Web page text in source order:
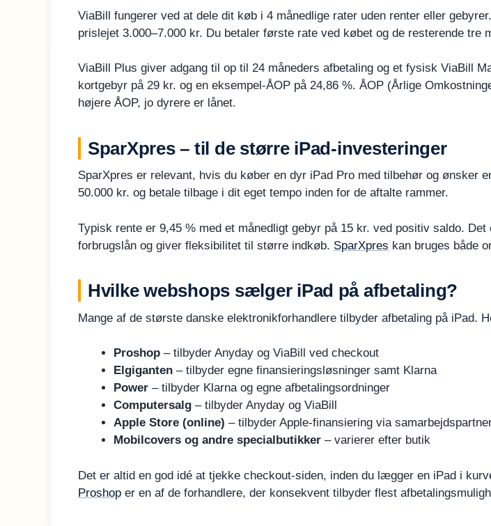
ViaBill fungerer ved at dele dit køb i 4 månedlige rater uden renter eller
prislejet 3.000–7.000 kr. Du betaler første rate ved købet og de resterende tre
ViaBill Plus giver adgang til op til 24 måneders afbetaling og et fysisk ViaBill
kortgebyr på 29 kr. og en eksempel-ÅOP på 24,86 %. ÅOP (Årlige
højere ÅOP, jo dyrere er lånet.
SparXpres – til de større iPad-investeringer
SparXpres er relevant, hvis du køber en dyr iPad Pro med tilbehør og ønsker
50.000 kr. og betale tilbage i dit eget tempo inden for de aftalte rammer.
Typisk rente er 9,45 % med et månedligt gebyr på 15 kr. ved positiv saldo.
forbrugslån og giver fleksibilitet til større indkøb. SparXpres kan bruges både
Hvilke webshops sælger iPad på afbetaling?
Mange af de største danske elektronikforhandlere tilbyder afbetaling på iPad.
Proshop – tilbyder Anyday og ViaBill ved checkout
Elgiganten – tilbyder egne finansieringsløsninger samt Klarna
Power – tilbyder Klarna og egne afbetalingsordninger
Computersalg – tilbyder Anyday og ViaBill
Apple Store (online) – tilbyder Apple-finansiering via
Mobilcovers og andre specialbutikker – varierer efter butik
Det er altid en god idé at tjekke checkout-siden, inden du lægger en iPad i
Proshop er en af de forhandlere, der konsekvent tilbyder flest